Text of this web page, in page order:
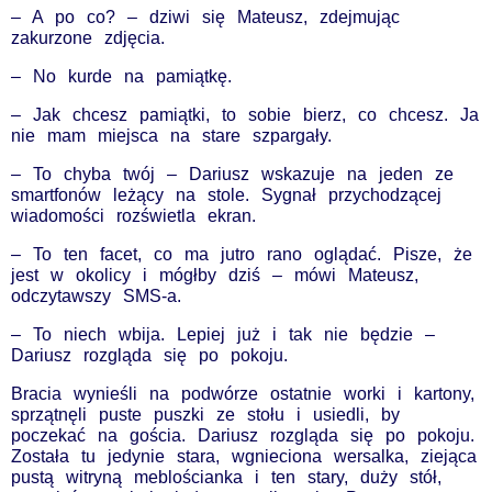
– A po co? – dziwi się Mateusz, zdejmując
zakurzone zdjęcia.
– No kurde na pamiątkę.
– Jak chcesz pamiątki, to sobie bierz, co chcesz. Ja
nie mam miejsca na stare szpargały.
– To chyba twój – Dariusz wskazuje na jeden ze
smartfonów leżący na stole. Sygnał przychodzącej
wiadomości rozświetla ekran.
– To ten facet, co ma jutro rano oglądać. Pisze, że
jest w okolicy i mógłby dziś – mówi Mateusz,
odczytawszy SMS-a.
– To niech wbija. Lepiej już i tak nie będzie –
Dariusz rozgląda się po pokoju.
Bracia wynieśli na podwórze ostatnie worki i kartony,
sprzątnęli puste puszki ze stołu i usiedli, by
poczekać na gościa. Dariusz rozgląda się po pokoju.
Została tu jedynie stara, wgnieciona wersalka, ziejąca
pustą witryną meblościanka i ten stary, duży stół,